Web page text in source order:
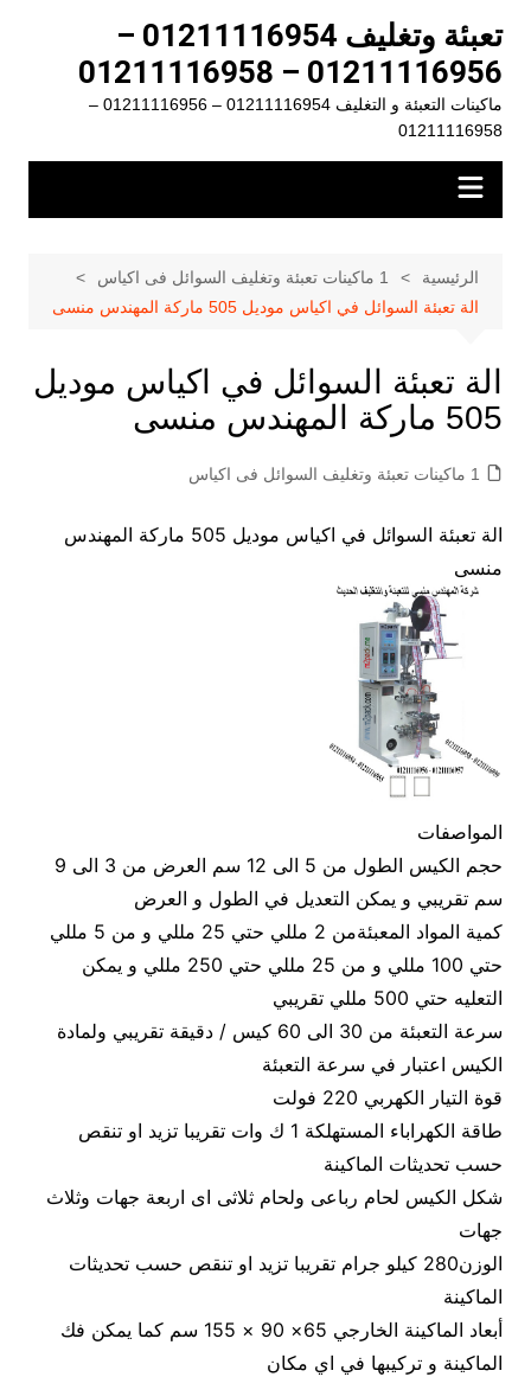
المحتوى
تعبئة وتغليف 01211116954 –
01211116956 – 01211116958
ماكينات التعبئة و التغليف 01211116954 – 01211116956 –
01211116958
الرئيسية
1 ماكينات تعبئة وتغليف السوائل فى اكياس
الة تعبئة السوائل في اكياس موديل 505 ماركة المهندس منسى
الة تعبئة السوائل في اكياس موديل
505 ماركة المهندس منسى
1 ماكينات تعبئة وتغليف السوائل فى اكياس
الة تعبئة السوائل في اكياس موديل 505 ماركة المهندس
منسى
المواصفات
حجم الكيس الطول من 5 الى 12 سم العرض من 3 الى 9
سم تقريبي و يمكن التعديل في الطول و العرض
كمية المواد المعبئةمن 2 مللي حتي 25 مللي و من 5 مللي
حتي 100 مللي و من 25 مللي حتي 250 مللي و يمكن
التعليه حتي 500 مللي تقريبي
سرعة التعبئة من 30 الى 60 كيس / دقيقة تقريبي ولمادة
الكيس اعتبار في سرعة التعبئة
قوة التيار الكهربي 220 فولت
طاقة الكهراباء المستهلكة 1 ك وات تقريبا تزيد او تنقص
حسب تحديثات الماكينة
شكل الكيس لحام رباعى ولحام ثلاثى اى اربعة جهات وثلاث
جهات
الوزن280 كيلو جرام تقريبا تزيد او تنقص حسب تحديثات
الماكينة
أبعاد الماكينة الخارجي 65× 90 × 155 سم كما يمكن فك
الماكينة و تركيبها في اي مكان